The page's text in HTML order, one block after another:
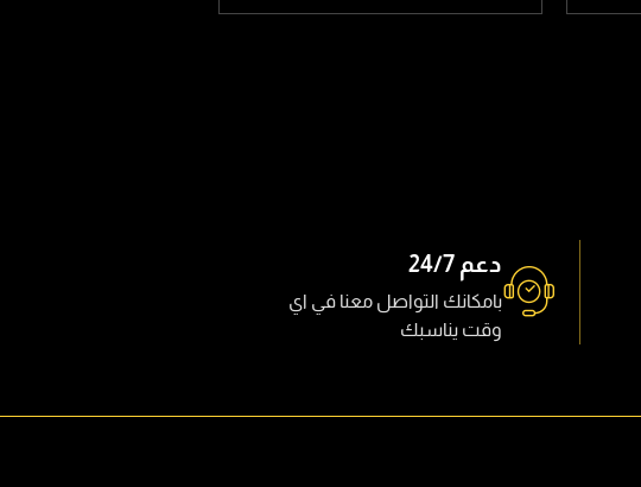
دعم 24/7
بامكانك التواصل معنا في اي
وقت يناسبك